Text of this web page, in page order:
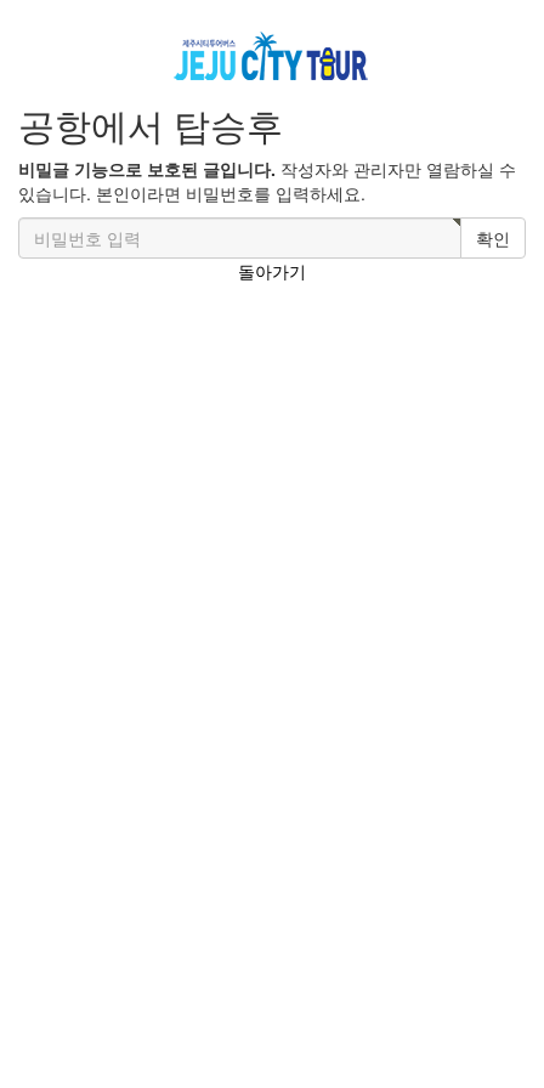
공항에서 탑승후
비밀글 기능으로 보호된 글입니다. 작성자와 관리자만 열람하실 수
있습니다. 본인이라면 비밀번호를 입력하세요.
확인
돌아가기